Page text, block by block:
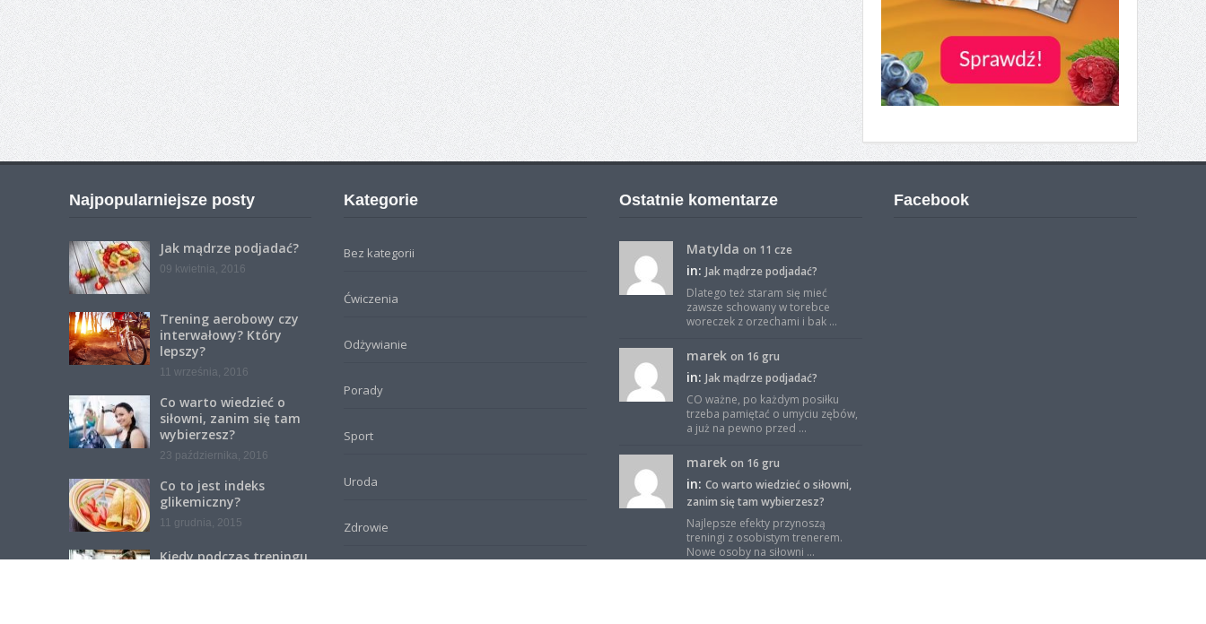
Najpopularniejsze posty
Jak mądrze podjadać?
09 kwietnia, 2016
Trening aerobowy czy
interwałowy? Który
lepszy?
11 września, 2016
Co warto wiedzieć o
siłowni, zanim się tam
wybierzesz?
23 października, 2016
Co to jest indeks
glikemiczny?
11 grudnia, 2015
Kiedy podczas treningu
Kategorie
Bez kategorii
Ćwiczenia
Odżywianie
Porady
Sport
Uroda
Zdrowie
Ostatnie komentarze
Matylda on 11 cze
in: Jak mądrze podjadać?
Dlatego też staram się mieć
zawsze schowany w torebce
woreczek z orzechami i bak ...
marek on 16 gru
in: Jak mądrze podjadać?
CO ważne, po każdym posiłku
trzeba pamiętać o umyciu zębów,
a już na pewno przed ...
marek on 16 gru
in: Co warto wiedzieć o siłowni,
zanim się tam wybierzesz?
Najlepsze efekty przynoszą
treningi z osobistym trenerem.
Nowe osoby na siłowni ...
Facebook